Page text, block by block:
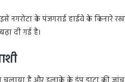
नगरोटा के पंजगराई हाईवे के किनारे
दी गई है।